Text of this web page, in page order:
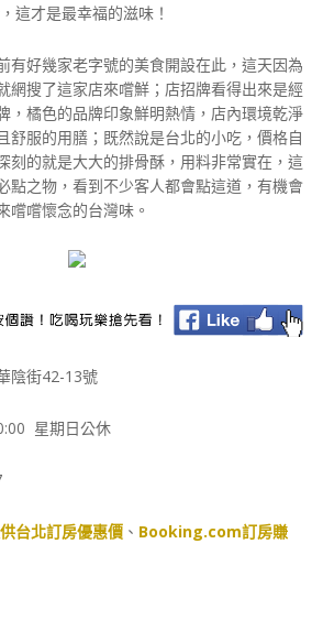
這才是最幸福的滋味！
有好幾家老字號的美食開設在此，這天因為
網搜了這家店來嚐鮮；店招牌看得出來是經
，橘色的品牌印象鮮明熱情，店內環境乾淨
舒服的用膳；既然說是台北的小吃，價格自
刻的就是大大的排骨酥，用料非常實在，這
點之物，看到不少客人都會點這道，有機會
嚐嚐懷念的台灣味。
陰街42-13號
星期日公休
台北訂房優惠價 、 Booking.com訂房賺